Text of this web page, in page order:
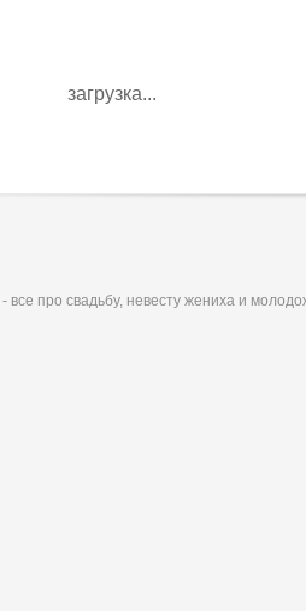
загрузка...
про свадьбу, невесту жениха и